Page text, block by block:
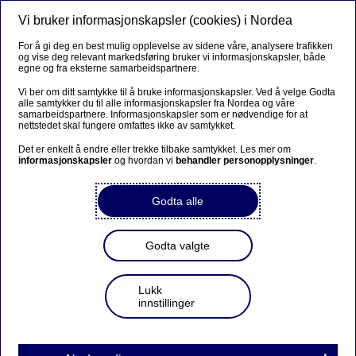
Finn ditt Unio-forbund
Finn ditt forbund
Velg forbundet ditt og gjør deg kjent med alle
medlemsfordelene dine:
Akademikerforbundet
Vi bruker informasjonskapsler (cookies) i Nordea
For å gi deg en best mulig opplevelse av sidene våre, analysere trafikken
og vise deg relevant markedsføring bruker vi informasjonskapsler, både
egne og fra eksterne samarbeidspartnere.
Vi ber om ditt samtykke til å bruke informasjonskapsler. Ved å velge Godta
alle samtykker du til alle informasjonskapsler fra Nordea og våre
samarbeidspartnere. Informasjonskapsler som er nødvendige for at
nettstedet skal fungere omfattes ikke av samtykket.
Det er enkelt å endre eller trekke tilbake samtykket. Les mer om
informasjonskapsler og hvordan vi behandler personopplysninger.
Godta alle
Godta valgte
Lukk
innstillinger